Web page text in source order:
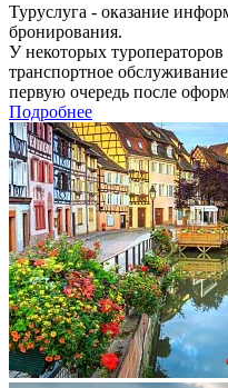
Туруслуга - оказание
бронирования.
У некоторых
транспортное
первую очередь после
Подробнее